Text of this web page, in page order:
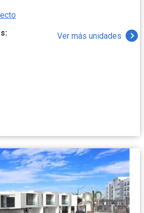
Ver más unidades